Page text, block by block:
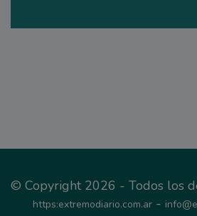
© Copyright 2026 - Todos los
https:extremodiario.com.ar -